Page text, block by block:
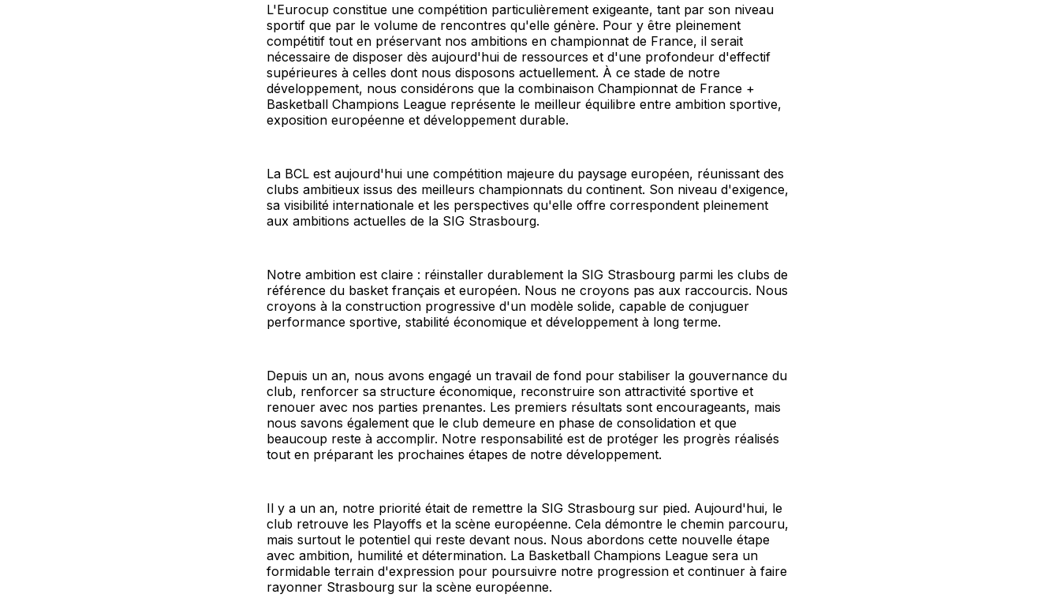
L'Eurocup constitue une compétition particulièrement exigeante, tant par son niveau
sportif que par le volume de rencontres qu'elle génère. Pour y être pleinement
compétitif tout en préservant nos ambitions en championnat de France, il serait
nécessaire de disposer dès aujourd'hui de ressources et d'une profondeur d'effectif
supérieures à celles dont nous disposons actuellement. À ce stade de notre
développement, nous considérons que la combinaison Championnat de France +
Basketball Champions League représente le meilleur équilibre entre ambition sportive,
exposition européenne et développement durable.
La BCL est aujourd'hui une compétition majeure du paysage européen, réunissant des
clubs ambitieux issus des meilleurs championnats du continent. Son niveau d'exigence,
sa visibilité internationale et les perspectives qu'elle offre correspondent pleinement
aux ambitions actuelles de la SIG Strasbourg.
Notre ambition est claire : réinstaller durablement la SIG Strasbourg parmi les clubs de
référence du basket français et européen. Nous ne croyons pas aux raccourcis. Nous
croyons à la construction progressive d'un modèle solide, capable de conjuguer
performance sportive, stabilité économique et développement à long terme.
Depuis un an, nous avons engagé un travail de fond pour stabiliser la gouvernance du
club, renforcer sa structure économique, reconstruire son attractivité sportive et
renouer avec nos parties prenantes. Les premiers résultats sont encourageants, mais
nous savons également que le club demeure en phase de consolidation et que
beaucoup reste à accomplir. Notre responsabilité est de protéger les progrès réalisés
tout en préparant les prochaines étapes de notre développement.
Il y a un an, notre priorité était de remettre la SIG Strasbourg sur pied. Aujourd'hui, le
club retrouve les Playoffs et la scène européenne. Cela démontre le chemin parcouru,
mais surtout le potentiel qui reste devant nous. Nous abordons cette nouvelle étape
avec ambition, humilité et détermination. La Basketball Champions League sera un
formidable terrain d'expression pour poursuivre notre progression et continuer à faire
rayonner Strasbourg sur la scène européenne.